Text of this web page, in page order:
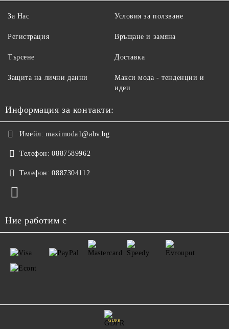
За Нас
Регистрация
Търсене
Защита на лични данни
Условия за ползване
Връщане и замяна
Доставка
Макси мода - тенденции и
идеи
Информация за контакти:
Имейл: maximoda1@abv.bg
Телефон: 0887589962
Телефон: 0887304112
Ние работим с
GDPR